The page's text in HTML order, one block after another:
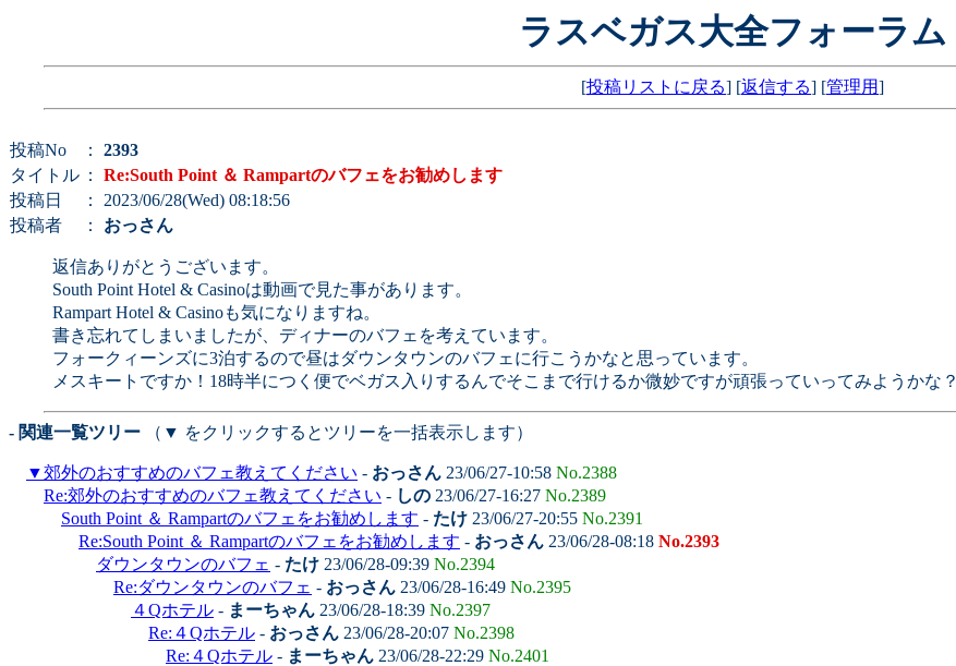
ラスベガス大全フォーラム
[投稿リストに戻る] [返信する] [管理用]
投稿No ： 2393
タイトル ： Re:South Point ＆ Rampartのバフェをお勧めします
投稿日
： 2023/06/28(Wed) 08:18:56
投稿者
： おっさん
返信ありがとうございます。
South Point Hotel & Casinoは動画で見た事があります。
Rampart Hotel & Casinoも気になりますね。
書き忘れてしまいましたが、ディナーのバフェを考えています。
フォークィーンズに3泊するので昼はダウンタウンのバフェに行こうかなと思っています。
メスキートですか！18時半につく便でベガス入りするんでそこまで行けるか微妙ですが頑張っていってみようかな？
- 関連一覧ツリー （▼ をクリックするとツリーを一括表示します）
▼郊外のおすすめのバフェ教えてください - おっさん 23/06/27-10:58 No.2388
Re:郊外のおすすめのバフェ教えてください - しの 23/06/27-16:27 No.2389
South Point ＆ Rampartのバフェをお勧めします - たけ 23/06/27-20:55 No.2391
Re:South Point ＆ Rampartのバフェをお勧めします - おっさん 23/06/28-08:18 No.2393
ダウンタウンのバフェ - たけ 23/06/28-09:39 No.2394
Re:ダウンタウンのバフェ - おっさん 23/06/28-16:49 No.2395
４Qホテル - まーちゃん 23/06/28-18:39 No.2397
Re:４Qホテル - おっさん 23/06/28-20:07 No.2398
Re:４Qホテル - まーちゃん 23/06/28-22:29 No.2401